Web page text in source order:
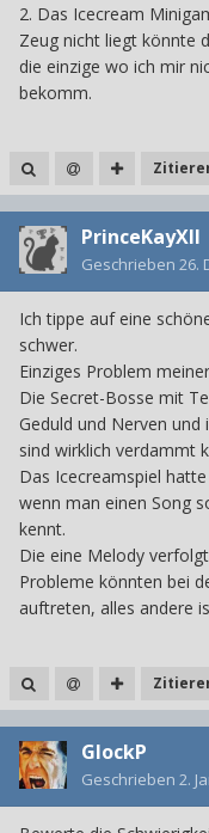
2. Das Icecream
Zeug nicht liegt könnte
die einzige wo ich mir
bekomm.
PrinceKayXII
Geschrieben 26.
Ich tippe auf eine
schwer.
Einziges Problem
Die Secret-Bosse mit
Geduld und Nerven
sind wirklich verdammt
Das Icecreamspiel
wenn man einen Song
kennt.
Die eine Melody
Probleme könnten bei
auftreten, alles andere
GlockP
Geschrieben 2.